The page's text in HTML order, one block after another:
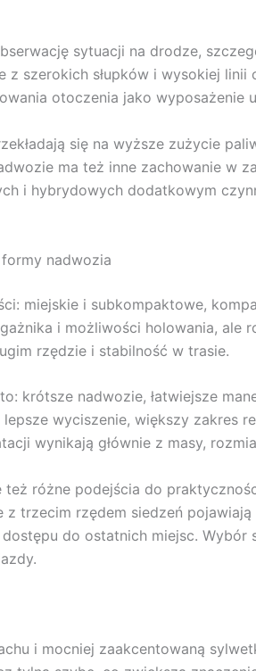
sytuacji na drodze,
szerokich słupków i wysokiej
otoczenia jako wyposażenie
się na wyższe zużycie
ma też inne zachowanie w
i hybrydowych dodatkowym
nadwozia
miejskie i subkompaktowe,
i możliwości holowania, ale
rzędzie i stabilność w trasie.
krótsze nadwozie, łatwiejsze
wyciszenie, większy zakres
wynikają głównie z masy,
różne podejścia do
z trzecim rzędem siedzeń
do ostatnich miejsc.
i mocniej zaakcentowaną